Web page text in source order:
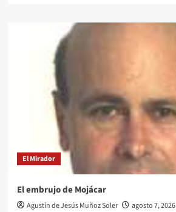
El Mirador
El embrujo de Mojácar
Agustín de Jesús Muñoz Soler agosto 7, 2026